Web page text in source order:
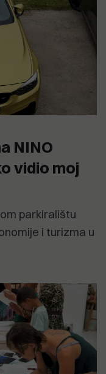
NINO
vidio moj
parkiralištu
i turizma u